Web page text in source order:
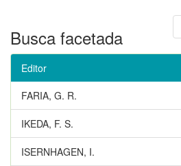
Busca facetada
Editor
FARIA, G. R.
IKEDA, F. S.
ISERNHAGEN, I.